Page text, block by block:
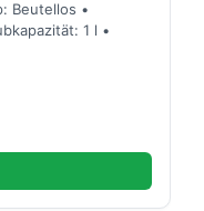
Beutellos •
1 l •